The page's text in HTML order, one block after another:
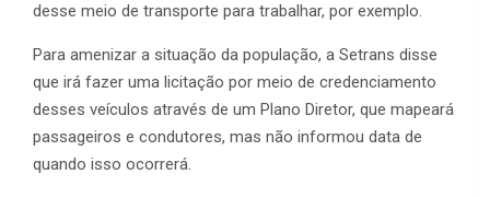
desse meio de transporte para trabalhar, por exemplo.
Para amenizar a situação da população, a Setrans disse
que irá fazer uma licitação por meio de credenciamento
desses veículos através de um Plano Diretor, que mapeará
passageiros e condutores, mas não informou data de
quando isso ocorrerá.